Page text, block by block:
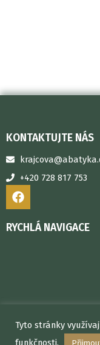
KONTAKTUJTE NÁS
+420 728 817 753
F
a
e
RYCHLÁ NAVIGACE
Tyto stránky
funkčnosti.